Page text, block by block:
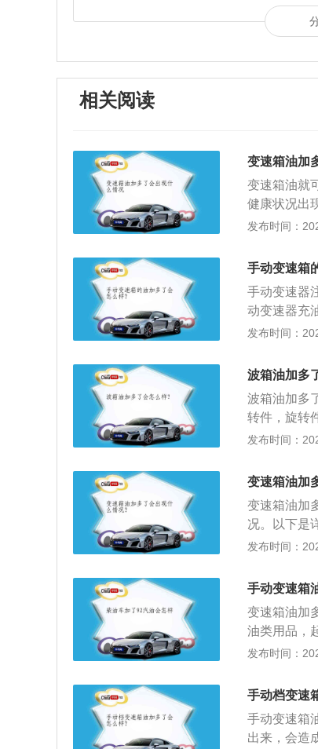
相关阅读
变速箱油加
变速箱油就
健康状况出
的损害。（
面过高，导
带有气泡
多了，车辆
腾，从而出
散热功能。
发布时间：
手动变速箱
手动变速器
动变速器充
油。如果变
会过热，造
润滑不良
明书或保养
用的发动机
不同品牌的
发布时间：
波箱油加多
波箱油加多
转件，旋转
常，影响润
油是保持排
发布时间：
变速箱油加
变速箱油加
况。以下是
后，在高速
制阀体上排
带气泡的油
发布时间：
手动变速箱
变速箱油加
油类用品，
效果，在严
变矩器造成
以加多了点
发布时间：
手动档变速
手动变速箱
出来，会造